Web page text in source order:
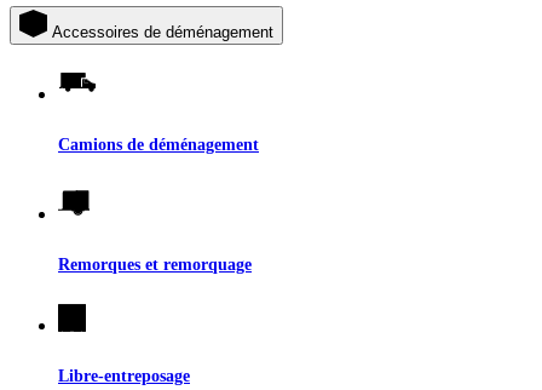
Accessoires de déménagement
Camions de déménagement
Remorques et remorquage
Libre-entreposage